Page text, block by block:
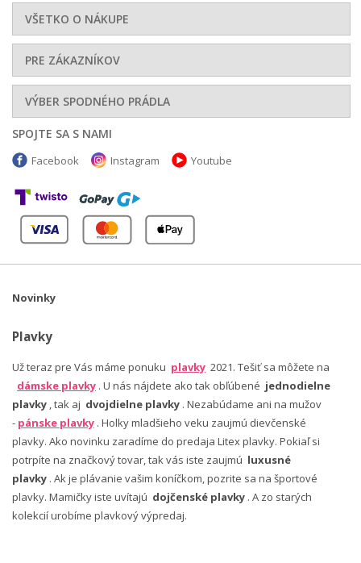
VŠETKO O NÁKUPE
PRE ZÁKAZNÍKOV
VÝBER SPODNÉHO PRÁDLA
SPOJTE SA S NAMI
Facebook Instagram Youtube
Novinky
Plavky
Už teraz pre Vás máme ponuku plavky 2021. Tešiť sa môžete na
dámske plavky . U nás nájdete ako tak obľúbené jednodielne
plavky , tak aj dvojdielne plavky . Nezabúdame ani na mužov
- pánske plavky . Holky mladšieho veku zaujmú dievčenské
plavky. Ako novinku zaradíme do predaja Litex plavky. Pokiaľ si
potrpíte na značkový tovar, tak vás iste zaujmú luxusné
plavky . Ak je plávanie vašim koníčkom, pozrite sa na športové
plavky. Mamičky iste uvítajú dojčenské plavky . A zo starých
kolekcií urobíme plavkový výpredaj.